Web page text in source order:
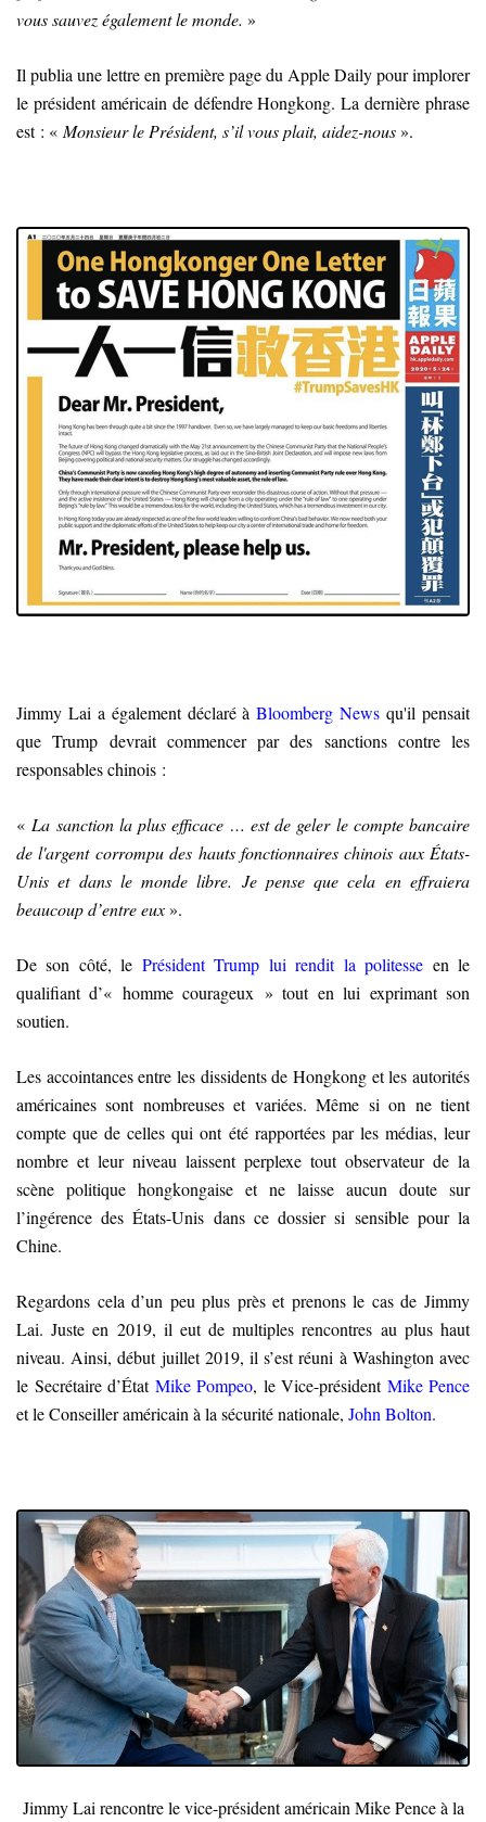
vous sauvez également le monde. »
Il publia une lettre en première page du Apple Daily pour implorer
le président américain de défendre Hongkong. La dernière phrase
est : « Monsieur le Président, s’il vous plait, aidez-nous».
Jimmy Lai a également déclaré àBloomberg News qu'il pensait
que Trump devrait commencer par des sanctions contre les
responsables chinois :
« La sanction la plus efficace … est de geler le compte bancaire
de l'argent corrompu des hauts fonctionnaires chinois aux États-
Unis et dans le monde libre. Je pense que cela en effraiera
beaucoup d’entre eux».
De son côté, le Président Trump lui rendit la politesse en le
qualifiant d’« homme courageux » tout en lui exprimant son
soutien.
Les accointances entre les dissidents de Hongkong et les autorités
américaines sont nombreuses et variées. Même si on ne tient
compte que de celles qui ont été rapportées par les médias, leur
nombre et leur niveau laissent perplexe tout observateur de la
scène politique hongkongaise et ne laisse aucun doute sur
l’ingérence des États-Unis dans ce dossier si sensible pour la
Chine.
Regardons cela d’un peu plus près et prenons le cas de Jimmy
Lai. Juste en 2019, il eut de multiples rencontres au plus haut
niveau. Ainsi, début juillet 2019, il s’est réuni à Washington avec
le Secrétaire d’État Mike Pompeo, le Vice-président Mike Pence
et le Conseiller américain à la sécurité nationale, John Bolton.
Jimmy Lai rencontre le vice-président américain Mike Pence à la